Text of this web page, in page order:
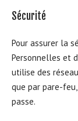
Sécurité
Pour assurer la
Personnelles et
utilise des
que par pare-
passe.